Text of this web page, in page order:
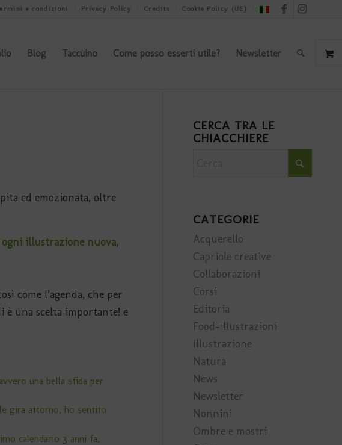
e condizioni Privacy Policy Credits Cookie Policy (UE)
Blog Taccuino Come posso esserti utile? Newsletter
ed emozionata, oltre
illustrazione nuova,
come l’agenda, che per
è una scelta importante! e
una bella sfida per
gira attorno, ho sentito
calendario 3 anni fa,
CERCA TRA LE
CHIACCHIERE
CATEGORIE
Acquerello
Capriole creative
Collaborazioni
Corsi
Editoria
Food-illustrazioni
Illustrazione
Natura
News
Newsletter
Nonnini
Ombre e mostri